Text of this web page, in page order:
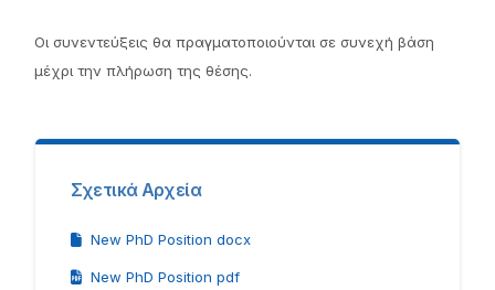
Οι συνεντεύξεις θα πραγματοποιούνται σε συνεχή βάση
μέχρι την πλήρωση της θέσης.
Σχετικά Αρχεία
New PhD Position docx
New PhD Position pdf